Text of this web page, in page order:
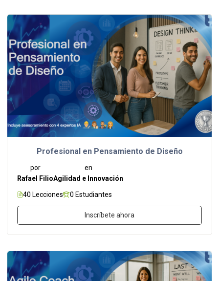
Profesional en Pensamiento de Diseño
por
Rafael Filio
en
Agilidad e Innovación
40 Lecciones 0 Estudiantes
Inscríbete ahora